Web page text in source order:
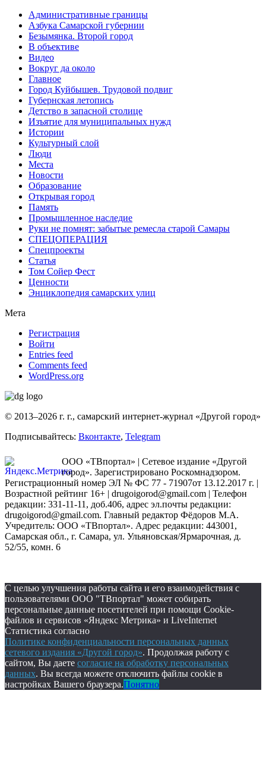
Административные границы
Азбука Самарской губернии
Безымянка. Второй город
В объективе
Видео
Вокруг да около
Главное
Город Куйбышев. Трудовой подвиг
Губернская летопись
Детство в запасной столице
Изъятие для муниципальных нужд
Истории
Культурный слой
Люди
Места
Новости
Образование
Открывая город
Память
Промышленное наследие
Руки не помнят: забытые ремесла старой Самары
СПЕЦОПЕРАЦИЯ
Спецпроекты
Статья
Том Сойер Фест
Ценности
Энциклопедия самарских улиц
Мета
Регистрация
Войти
Entries feed
Comments feed
WordPress.org
© 2013–2026 г. г., самарский интернет-журнал «Другой город»
Подписывайтесь: Вконтакте, Telegram
ООО «ТВпортал» | Сетевое издание «Другой
город». Зарегистрировано Роскомнадзором.
Регистрационный номер ЭЛ № ФС 77 - 71907от 13.12.2017 г. |
Возрастной рейтинг 16+ | drugoigorod@gmail.com | Телефон
редакции: 331-11-11, доб.406, адрес эл.почты редакции:
drugoigorod@gmail.com. Главный редактор Фёдоров М.А.
Учредитель: ООО «ТВпортал». Адрес редакции: 443001,
Самарская обл., г. Самара, ул. Ульяновская/Ярмарочная, д.
52/55, комн. 6
С целью улучшения работы сайта и его взаимодействия с
пользователями ООО "ТВпортал" может собирать
персональные данные посетителей при помощи Cookie-
файлов и сервисов «Яндекс Метрика» и LiveInternet
Статистика согласно
Политике конфиденциальности персональных данных
сетевого издания «Другой город». Продолжая работу с
сайтом, Вы даете согласие на обработку персональных
данных. Вы всегда можете отключить файлы cookie в
настройках Вашего браузера.Понятно